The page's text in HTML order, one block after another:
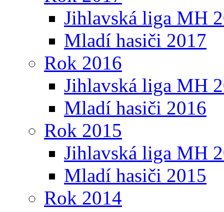
Jihlavská liga MH
Mladí hasiči 2017
Rok 2016
Jihlavská liga MH
Mladí hasiči 2016
Rok 2015
Jihlavská liga MH
Mladí hasiči 2015
Rok 2014